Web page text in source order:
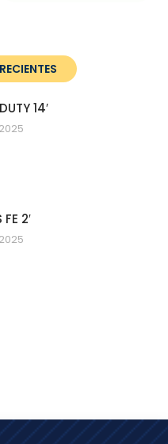
14′
2′